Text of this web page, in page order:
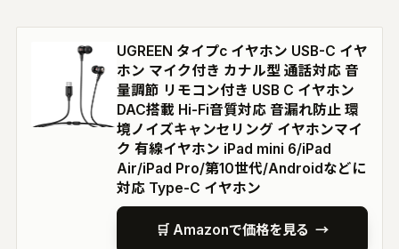
UGREEN タイプc イヤホン USB-C イヤ
ホン マイク付き カナル型 通話対応 音
量調節 リモコン付き USB C イヤホン
DAC搭載 Hi-Fi音質対応 音漏れ防止 環
境ノイズキャンセリング イヤホンマイ
ク 有線イヤホン iPad mini 6/iPad
Air/iPad Pro/第10世代/Androidなどに
対応 Type-C イヤホン
🛒 Amazonで価格を見る →